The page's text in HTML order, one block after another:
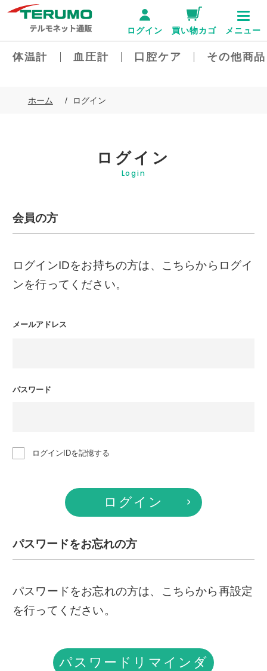
体温計 血圧計 口腔ケア その他商
ログイン 買い物カゴ メニュー
ホーム ログイン
ログイン
Login
会員の方
ログインIDをお持ちの方は、こちらからログイ
ンを行ってください。
メールアドレス
パスワード
ログインIDを記憶する
ログイン
パスワードをお忘れの方
パスワードをお忘れの方は、こちらから再設定
を行ってください。
パスワードリマインダ